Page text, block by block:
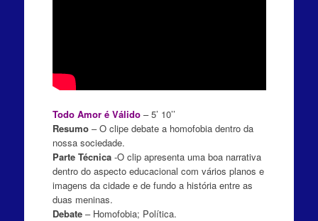
Todo Amor é Válido – 5’ 10’’
Resumo– O clipe debate a homofobia dentro da
nossa sociedade.
Parte Técnica-O clip apresenta uma boa narrativa
dentro do aspecto educacional com vários planos e
imagens da cidade e de fundo a história entre as
duas meninas.
Debate– Homofobia; Política.